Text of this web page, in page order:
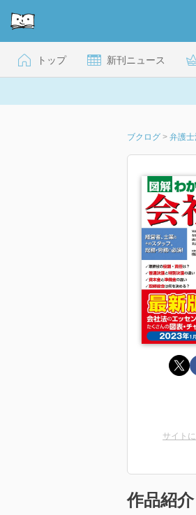
トップ 新刊ニュース
ブクログ > 弁護
サイト
作品紹